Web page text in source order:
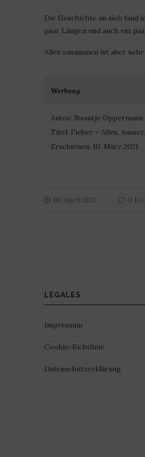
Die Geschichte an sich fand
paar Längen und auch ein
Alles zusammen ist aber
Werbung
Autor: Swantje Oppermann
Titel: Fieber – Alles.
Erschienen: 10. März 2021
18. April 2021 0
LEGALES
Impressum
Cookie-Richtlinie
Datenschutzerklärung